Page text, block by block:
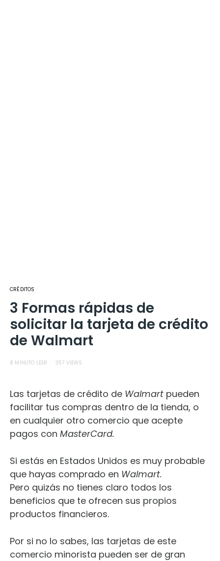
CRÉDITOS
3 Formas rápidas de
solicitar la tarjeta de crédito
de Walmart
8 MINUTO LEER 357 VIEWS
Las tarjetas de crédito de Walmart pueden
facilitar tus compras dentro de la tienda, o
en cualquier otro comercio que acepte
pagos con MasterCard.
Si estás en Estados Unidos es muy probable
que hayas comprado en Walmart.
Pero quizás no tienes claro todos los
beneficios que te ofrecen sus propios
productos financieros.
Por si no lo sabes, las tarjetas de este
comercio minorista pueden ser de gran